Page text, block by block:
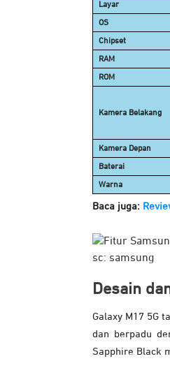
Layar
OS
Chipset
RAM
ROM
Kamera Belakang
Kamera Depan
Baterai
Warna
Baca juga:
sc: samsung
Desain
Galaxy M17 5G
dan berpadu
Sapphire Black